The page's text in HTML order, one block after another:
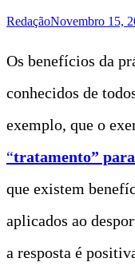
RedaçãoNovembro 15,
Os benefícios da
conhecidos de
exemplo, que o
“tratamento”
que existem
aplicados ao
a resposta é